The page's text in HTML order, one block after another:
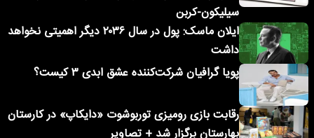
سیلیکون-کربن
ایلان ماسک: پول در سال ۲۰۳۶ دیگر اهمیتی نخواهد
داشت
پویا گرافیان شرکت‌کننده عشق ابدی ۳ کیست؟
رقابت بازی رومیزی توربوشوت «دایکاپ» در کارستان
بهارستان برگزار شد + تصاویر